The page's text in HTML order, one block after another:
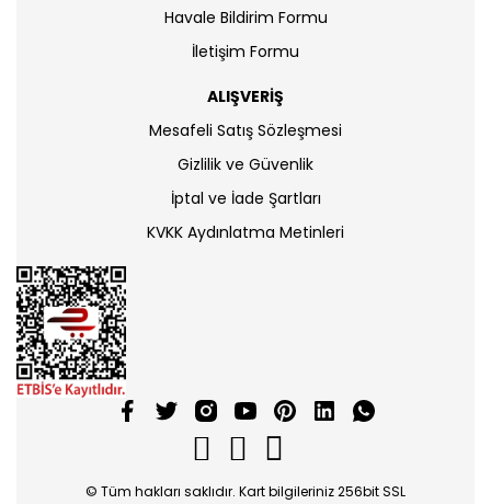
Havale Bildirim Formu
İletişim Formu
ALIŞVERİŞ
Mesafeli Satış Sözleşmesi
Gizlilik ve Güvenlik
İptal ve İade Şartları
KVKK Aydınlatma Metinleri
© Tüm hakları saklıdır. Kart bilgileriniz 256bit SSL